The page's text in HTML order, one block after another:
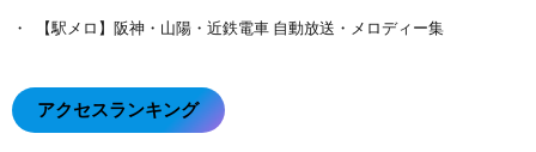
【駅メロ】阪神・山陽・近鉄電車 自動放送・メロディー集
アクセスランキング